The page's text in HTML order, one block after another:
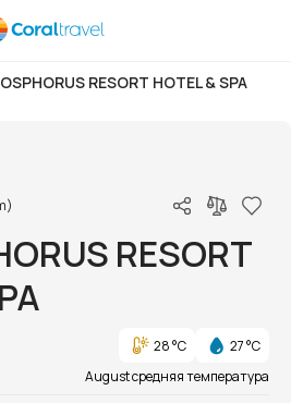
RESORT HOTEL & SPA
RESORT
28 °C
27 °C
August средняя температура